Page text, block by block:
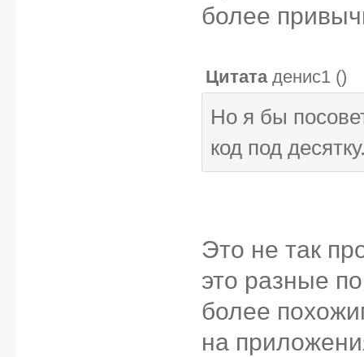
более
Цитата денис1 ()
Но я бы
код под
Это не так
это разные
более
на